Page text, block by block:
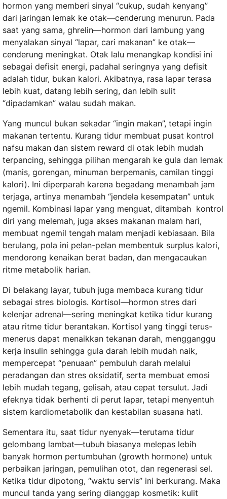
hormon yang memberi sinyal “cukup, sudah kenyang”
dari jaringan lemak ke otak—cenderung menurun. Pada
saat yang sama, ghrelin—hormon dari lambung yang
menyalakan sinyal “lapar, cari makanan” ke otak—
cenderung meningkat. Otak lalu menangkap kondisi ini
sebagai defisit energi, padahal seringnya yang defisit
adalah tidur, bukan kalori. Akibatnya, rasa lapar terasa
lebih kuat, datang lebih sering, dan lebih sulit
“dipadamkan” walau sudah makan.
Yang muncul bukan sekadar “ingin makan”, tetapi ingin
makanan tertentu. Kurang tidur membuat pusat kontrol
nafsu makan dan sistem reward di otak lebih mudah
terpancing, sehingga pilihan mengarah ke gula dan lemak
(manis, gorengan, minuman berpemanis, camilan tinggi
kalori). Ini diperparah karena begadang menambah jam
terjaga, artinya menambah “jendela kesempatan” untuk
ngemil. Kombinasi lapar yang menguat, ditambah kontrol
diri yang melemah, juga akses makanan malam hari,
membuat ngemil tengah malam menjadi kebiasaan. Bila
berulang, pola ini pelan-pelan membentuk surplus kalori,
mendorong kenaikan berat badan, dan mengacaukan
ritme metabolik harian.
Di belakang layar, tubuh juga membaca kurang tidur
sebagai stres biologis. Kortisol—hormon stres dari
kelenjar adrenal—sering meningkat ketika tidur kurang
atau ritme tidur berantakan. Kortisol yang tinggi terus-
menerus dapat menaikkan tekanan darah, mengganggu
kerja insulin sehingga gula darah lebih mudah naik,
mempercepat “penuaan” pembuluh darah melalui
peradangan dan stres oksidatif, serta membuat emosi
lebih mudah tegang, gelisah, atau cepat tersulut. Jadi
efeknya tidak berhenti di perut lapar, tetapi menyentuh
sistem kardiometabolik dan kestabilan suasana hati.
Sementara itu, saat tidur nyenyak—terutama tidur
gelombang lambat—tubuh biasanya melepas lebih
banyak hormon pertumbuhan (growth hormone) untuk
perbaikan jaringan, pemulihan otot, dan regenerasi sel.
Ketika tidur dipotong, “waktu servis” ini berkurang. Maka
muncul tanda yang sering dianggap kosmetik: kulit